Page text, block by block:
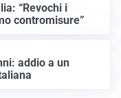
“Revochi i
contromisure”
addio a un